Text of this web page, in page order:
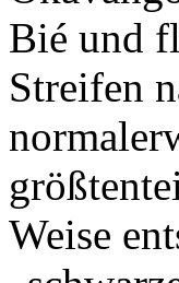
Bié und
Streifen
Weise